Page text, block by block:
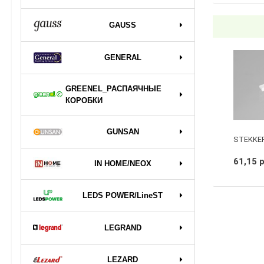
GAUSS
GENERAL
GREENEL_РАСПАЯЧНЫЕ
КОРОБКИ
GUNSAN
IN HOME/NEOX
LEDS POWER/LineST
LEGRAND
LEZARD
61,15